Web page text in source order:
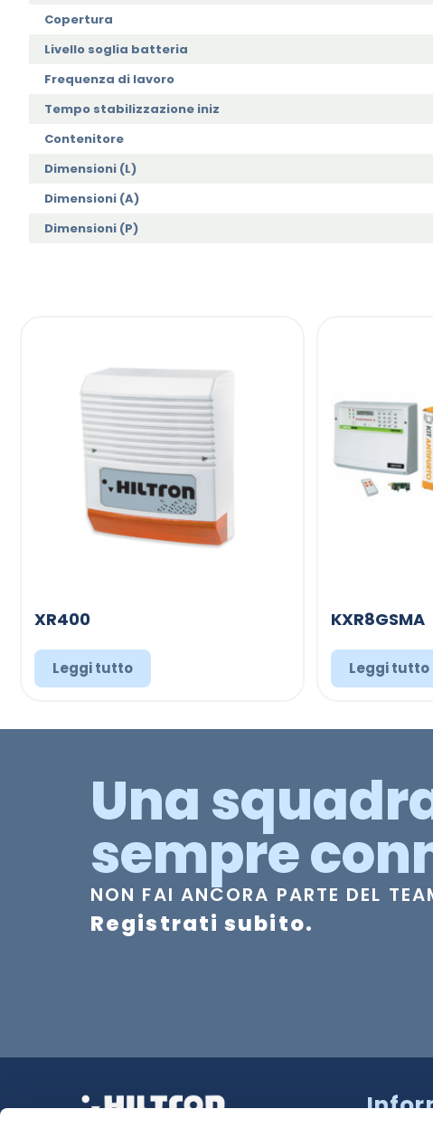
Copertura
Livello soglia batteria
Frequenza di lavoro
Tempo stabilizzazione iniz
Contenitore
Dimensioni (L)
Dimensioni (A)
Dimensioni (P)
XR400
Leggi tutto
KXR8GSMA
Leggi tutto
Una
sempre
NON FAI ANCORA PARTE DEL
Registrati subito.